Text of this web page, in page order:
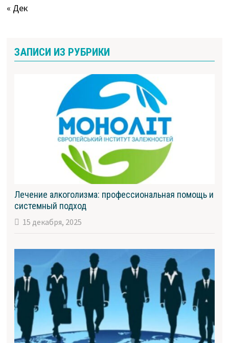
« Дек
ЗАПИСИ ИЗ РУБРИКИ
Лечение алкоголизма: профессиональная помощь и
системный подход
15 декабря, 2025